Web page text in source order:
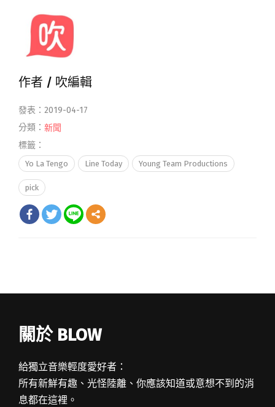
作者 / 吹編輯
發表：2019-04-17
分類： 新聞
標籤：
Yo La Tengo Line Today Young Team Productions
pick
關於 BLOW
給獨立音樂輕度愛好者：
所有新鮮有趣、光怪陸離、你應該知道或意想不到的消
息都在這裡。